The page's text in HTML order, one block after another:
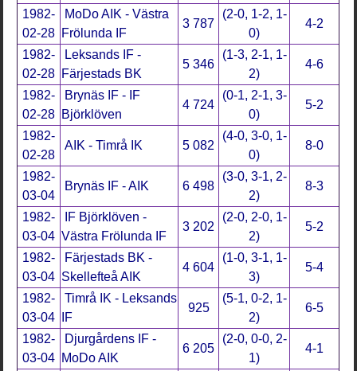
1982-
02-28
MoDo AIK - Västra
Frölunda IF
3 787
(2-0, 1-2, 1-
0)
4-2
1982-
02-28
Leksands IF -
Färjestads BK
5 346
(1-3, 2-1, 1-
2)
4-6
1982-
02-28
Brynäs IF - IF
Björklöven
4 724
(0-1, 2-1, 3-
0)
5-2
1982-
02-28
AIK - Timrå IK 5 082
(4-0, 3-0, 1-
0)
8-0
1982-
03-04
Brynäs IF - AIK 6 498
(3-0, 3-1, 2-
2)
8-3
1982-
03-04
IF Björklöven -
Västra Frölunda IF
3 202
(2-0, 2-0, 1-
2)
5-2
1982-
03-04
Färjestads BK -
Skellefteå AIK
4 604
(1-0, 3-1, 1-
3)
5-4
1982-
03-04
Timrå IK - Leksands
IF
925
(5-1, 0-2, 1-
2)
6-5
1982-
03-04
Djurgårdens IF -
MoDo AIK
6 205
(2-0, 0-0, 2-
1)
4-1